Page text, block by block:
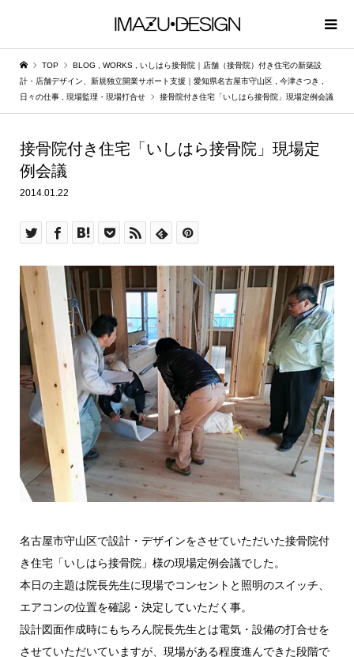
TOP BLOG WORKS
いしはら接骨院｜店舗（接骨院）付き住宅の新築設
計・店舗デザイン、新規独立開業サポート支援｜愛知県名古屋市守山区
今津さつき
日々の仕事
現場監理・現場打合せ 接骨院付き住宅「いしはら接骨院」現場定例会議
接骨院付き住宅「いしはら接骨院」現場定
例会議
2014.01.22
名古屋市守山区で設計・デザインをさせていただいた接骨院付
き住宅「いしはら接骨院」様の現場定例会議でした。
本日の主題は院長先生に現場でコンセントと照明のスイッチ、
エアコンの位置を確認・決定していただく事。
設計図面作成時にもちろん院長先生とは電気・設備の打合せを
させていただいていますが、現場がある程度進んできた段階で